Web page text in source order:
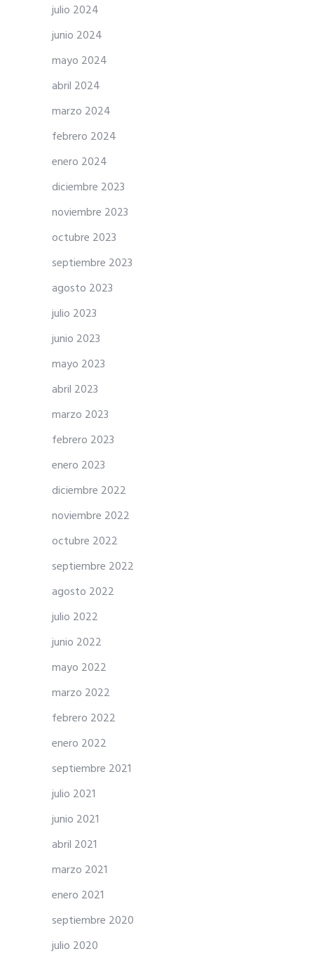
julio 2024
junio 2024
mayo 2024
abril 2024
marzo 2024
febrero 2024
enero 2024
diciembre 2023
noviembre 2023
octubre 2023
septiembre 2023
agosto 2023
julio 2023
junio 2023
mayo 2023
abril 2023
marzo 2023
febrero 2023
enero 2023
diciembre 2022
noviembre 2022
octubre 2022
septiembre 2022
agosto 2022
julio 2022
junio 2022
mayo 2022
marzo 2022
febrero 2022
enero 2022
septiembre 2021
julio 2021
junio 2021
abril 2021
marzo 2021
enero 2021
septiembre 2020
julio 2020